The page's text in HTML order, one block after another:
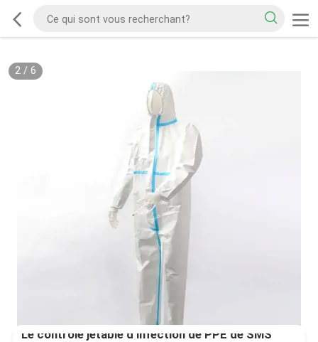
2/ 6
Le contrôle jetable d'infection de PPE de SMS